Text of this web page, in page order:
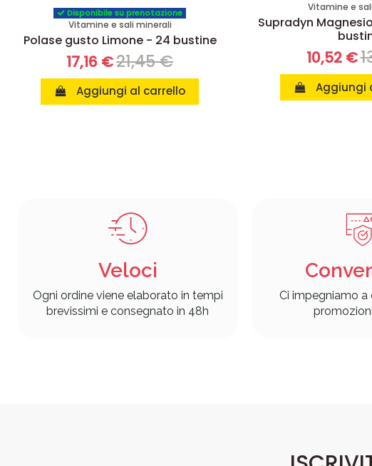
Disponibile su prenotazione
Vitamine e sali minerali
Polase gusto Limone - 24 bustine
17,16 €21,45 €
Aggiungi al carrello
Vitamine e
Supradyn
10,52 €
Aggiungi
Veloci
Ogni ordine viene elaborato in tempi
brevissimi e consegnato in 48h
Ci impegniamo a